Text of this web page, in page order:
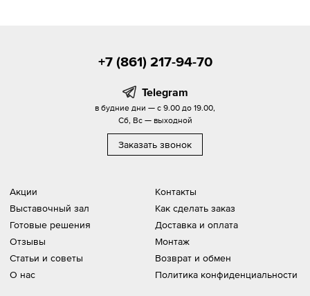
Акции
Выставочный зал
Готовые решения
Отзывы
Статьи и советы
О нас
Контакты
Как сделать заказ
Доставка и оплата
Монтаж
Возврат и обмен
Политика конфиденциальности
+7 (861) 217-94-70
Telegram
в будние дни — с 9.00 до 19.00,
Сб, Вс — выходной
Заказать звонок